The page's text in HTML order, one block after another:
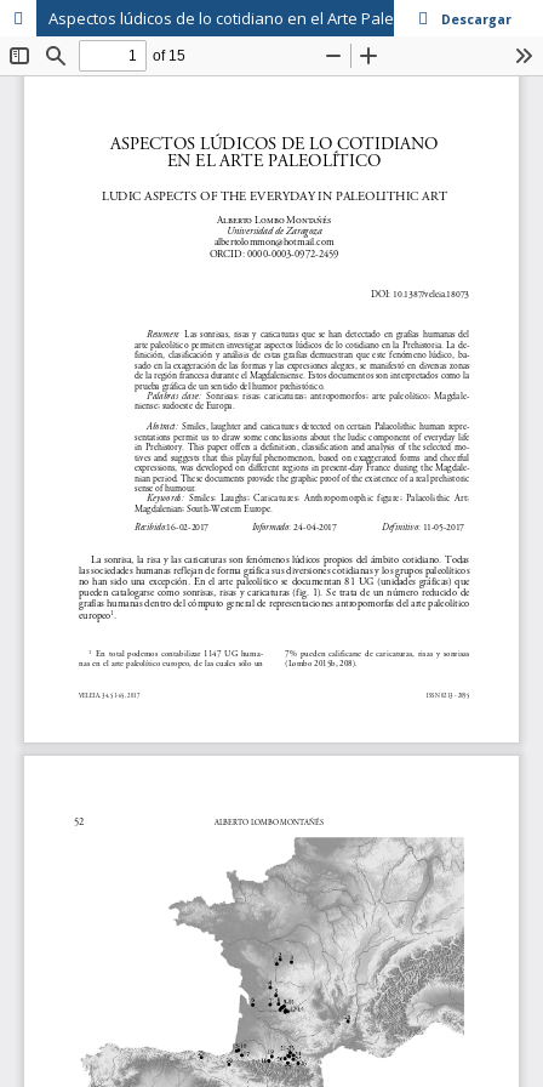
Aspectos lúdicos de lo cotidiano en el Arte Paleolítico Descargar